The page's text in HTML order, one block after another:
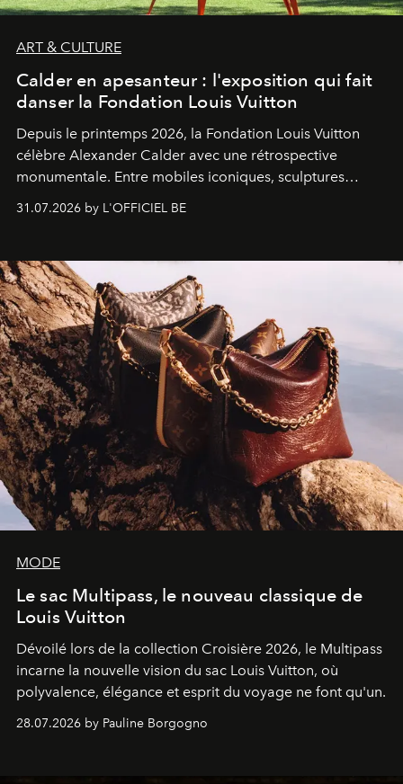
ART & CULTURE
Calder en apesanteur : l'exposition qui fait
danser la Fondation Louis Vuitton
Depuis le printemps 2026, la Fondation Louis Vuitton
célèbre Alexander Calder avec une rétrospective
monumentale. Entre mobiles iconiques, sculptures
monumentales et poésie du mouvement, l'artiste
américain investit les espaces imaginés par Frank Gehry
sculpture.
31.07.2026 by L'OFFICIEL BE
MODE
Le sac Multipass, le nouveau classique de
Louis Vuitton
Dévoilé lors de la collection Croisière 2026, le Multipass
incarne la nouvelle vision du sac Louis Vuitton, où
polyvalence, élégance et esprit du voyage ne font qu'un.
28.07.2026 by Pauline Borgogno